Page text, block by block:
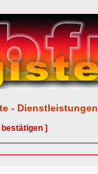
- Dienstleistungen
]